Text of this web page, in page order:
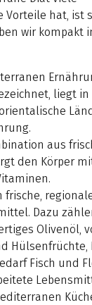
hat, ist
wir kompakt
liegt in
aus
den Körper
frische,
Dazu
Olivenöl,
Hülsenfrüchte,
Fisch und